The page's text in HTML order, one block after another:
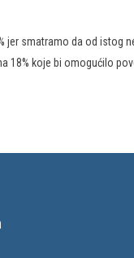
jer smatramo da od
koje bi omogućilo